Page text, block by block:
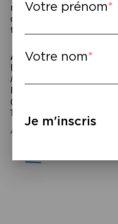
malheureux et ravi –
d’intraduisibles
traduire le mystère (…)
À lire–
Fernando Pessoa,
l’intranquillité
Françoise Laye, éd.
(originellement publié
1999).
Avec le soutien de la Saison
Votre prénom
Votre nom
Je m'inscris